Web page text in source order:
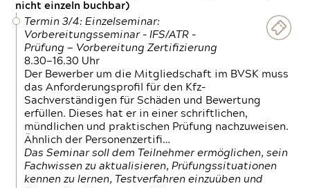
nicht einzeln buchbar)
Termin 3/4: Einzelseminar:
Vorbereitungsseminar - IFS/ATR -
Prüfung — Vorbereitung Zertifizierung
8.30—16.30 Uhr
Der Bewerber um die Mitgliedschaft im BVSK muss
das Anforderungsprofil für den Kfz-
Sachverständigen für Schäden und Bewertung
erfüllen. Dieses hat er in einer schriftlichen,
mündlichen und praktischen Prüfung nachzuweisen.
Ähnlich der Personenzertifi…
Das Seminar soll dem Teilnehmer ermöglichen, sein
Fachwissen zu aktualisieren, Prüfungssituationen
kennen zu lernen, Testverfahren einzuüben und